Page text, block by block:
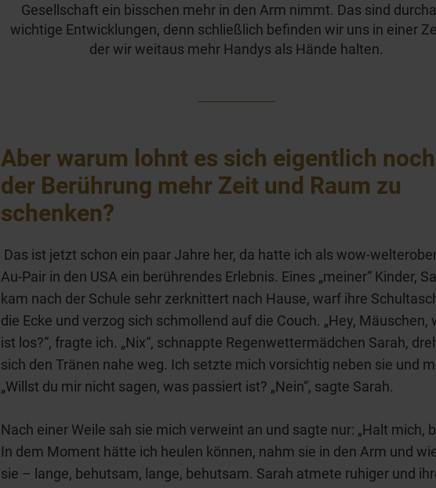
Gesellschaft ein bisschen mehr in den Arm nimmt. Das sind
wichtige Entwicklungen, denn schließlich befinden wir uns in einer
der wir weitaus mehr Handys als Hände halten.
Aber warum lohnt es sich eigentlich
der Berührung mehr Zeit und Raum zu
schenken?
Das ist jetzt schon ein paar Jahre her, da hatte ich als wow-
Au-Pair in den USA ein berührendes Erlebnis. Eines „meiner“ Kinder,
kam nach der Schule sehr zerknittert nach Hause, warf ihre
die Ecke und verzog sich schmollend auf die Couch. „Hey, Mäuschen,
ist los?“, fragte ich. „Nix“, schnappte Regenwettermädchen Sarah,
sich den Tränen nahe weg. Ich setzte mich vorsichtig neben sie und
„Willst du mir nicht sagen, was passiert ist? „Nein“, sagte Sarah.
Nach einer Weile sah sie mich verweint an und sagte nur: „Halt mich,
In dem Moment hätte ich heulen können, nahm sie in den Arm und
sie – lange, behutsam, lange, behutsam. Sarah atmete ruhiger und